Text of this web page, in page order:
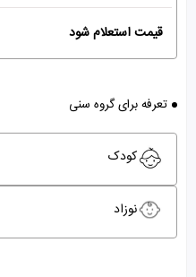
قیمت استعلام شود
تعرفه برای گروه سنی
کودک
نوزاد